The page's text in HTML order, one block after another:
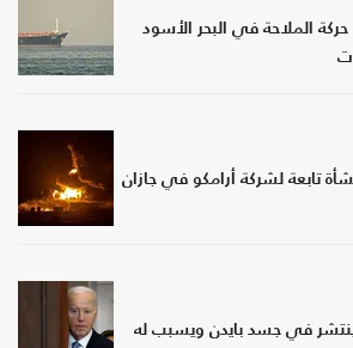
حركة الملاحة في البحر الأسود
تابعة لشركة أرامكو في جازان
ينتشر في جسد بايدن ويسبب له